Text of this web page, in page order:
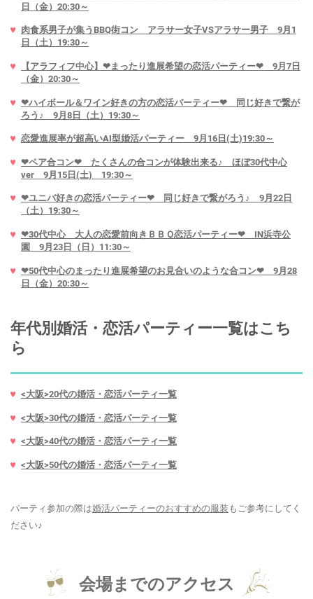
日（金）20:30～
肉食系男子が集うBBQ街コン アラサー女子VSアラサー男子 9月1
日（土）19:30～
【アラフィフ中心】❤まったり進展希望の恋活パーティー❤ 9月7日
（金）20:30～
❤ハイボール＆ワイン好きの方の恋活パーティー❤ 同じ好きで繋が
ろう♪ 9月8日（土）19:30～
恋愛進展率が超高いAI型婚活パーティー 9月16日(土)19:30～
❤ペア合コン❤ たくさんの合コンが体験出来る♪ ほぼ30代中心
ver 9月15日(土) 19:30～
❤ユニバ好きの恋活パーティー❤ 同じ好きで繋がろう♪ 9月22日
（土）19:30～
❤30代中心 大人の恋愛前向きＢＢＱ恋活パーティー❤ IN浜寺公
園 9月23日（日）11:30～
❤50代中心のまったり進展希望のお見合いのような合コン❤ 9月28
日（金）20:30～
年代別婚活・恋活パーティー一覧はこち
ら
<大阪>20代の婚活・恋活パーティ一覧
<大阪>30代の婚活・恋活パーティ一覧
<大阪>40代の婚活・恋活パーティ一覧
<大阪>50代の婚活・恋活パーティ一覧
パーティ参加の際は婚活パーティーのおすすめの服装 もご参考にしてく
ださい♪
会場までのアクセス